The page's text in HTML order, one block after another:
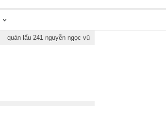
quán lẩu 241 nguyễn ngọc vũ